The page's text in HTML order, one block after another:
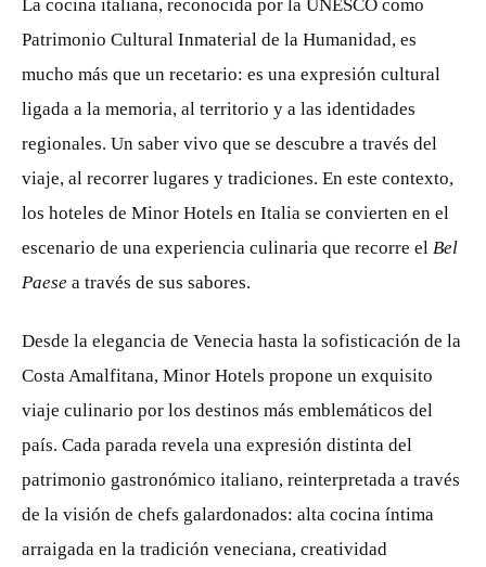
La cocina italiana, reconocida por la UNESCO como
Patrimonio Cultural Inmaterial de la Humanidad, es
mucho más que un recetario: es una expresión cultural
ligada a la memoria, al territorio y a las identidades
regionales. Un saber vivo que se descubre a través del
viaje, al recorrer lugares y tradiciones. En este contexto,
los hoteles de Minor Hotels en Italia se convierten en el
escenario de una experiencia culinaria que recorre el Bel
Paese a través de sus sabores.
Desde la elegancia de Venecia hasta la sofisticación de la
Costa Amalfitana, Minor Hotels propone un exquisito
viaje culinario por los destinos más emblemáticos del
país. Cada parada revela una expresión distinta del
patrimonio gastronómico italiano, reinterpretada a través
de la visión de chefs galardonados: alta cocina íntima
arraigada en la tradición veneciana, creatividad